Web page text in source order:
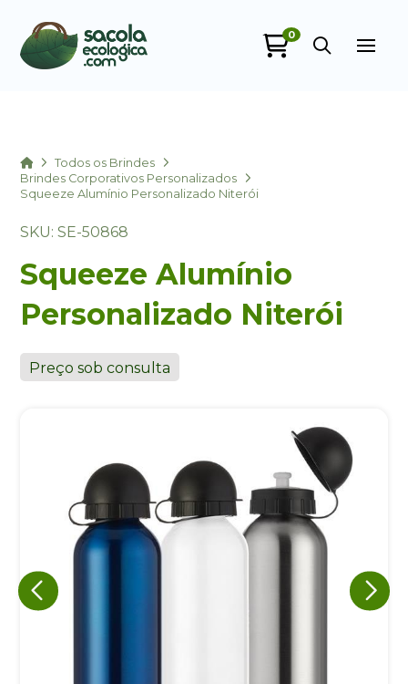
0
HomeTodos os Brindes
Brindes Corporativos Personalizados
Squeeze Alumínio Personalizado Niterói
SKU: SE-50868
Squeeze Alumínio
Personalizado Niterói
Preço sob consulta
Eu concordo em receber comunicações.
A nossa empresa está comprometida a proteger e respeitar
sua privacidade, utilizaremos seus dados apenas para fins
de marketing. Você pode alterar suas preferências a
qualquer momento.